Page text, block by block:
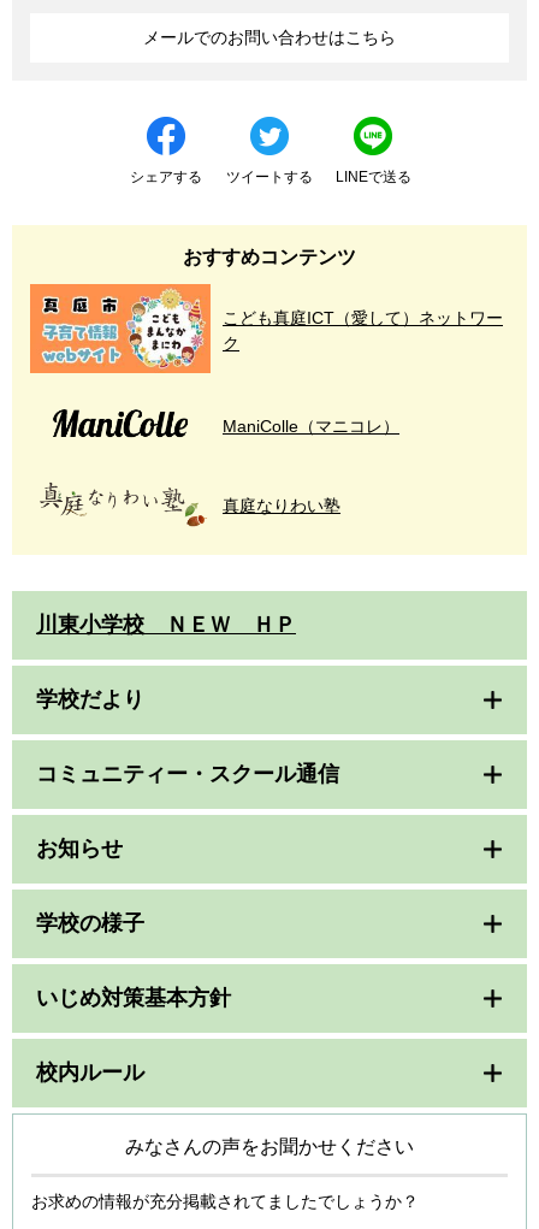
メールでのお問い合わせはこちら
シェアする ツイートする LINEで送る
おすすめコンテンツ
こども真庭ICT（愛して）ネットワー
ク
ManiColle（マニコレ）
真庭なりわい塾
川東小学校 ＮＥＷ ＨＰ
学校だより
コミュニティー・スクール通信
お知らせ
学校の様子
いじめ対策基本方針
校内ルール
みなさんの声をお聞かせください
お求めの情報が充分掲載されてましたでしょうか？